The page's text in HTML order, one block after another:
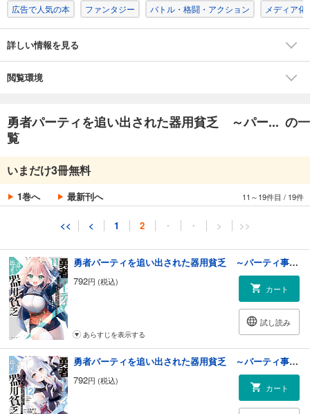
広告で人気の本 ファンタジー バトル・格闘・アクション メディア化
詳しい情報を見る
閲覧環境
勇者パーティを追い出された器用貧乏 ～パー... の一
覧
いまだけ3冊無料
1巻へ 最新刊へ 11～19件目 / 19件
<< < 1 2 ・ ・ > >>
勇者パーティを追い出された器用貧乏 ～パーティ事情で付与術士をやっていた剣士、万能へと至る～（９）
試し読み
792円 (税込)
勇者パーティを追い出された器用貧乏 ～パーティ事情で付与術士をやっていた剣士、万能へと至る～（１１）
792円 (税込)
カート
試し読み
あらすじを表示する
勇者パーティを追い出された器用貧乏 ～パーティ事情で付与術士をやっていた剣士、万能へと至る～（１２）
792円 (税込)
カート